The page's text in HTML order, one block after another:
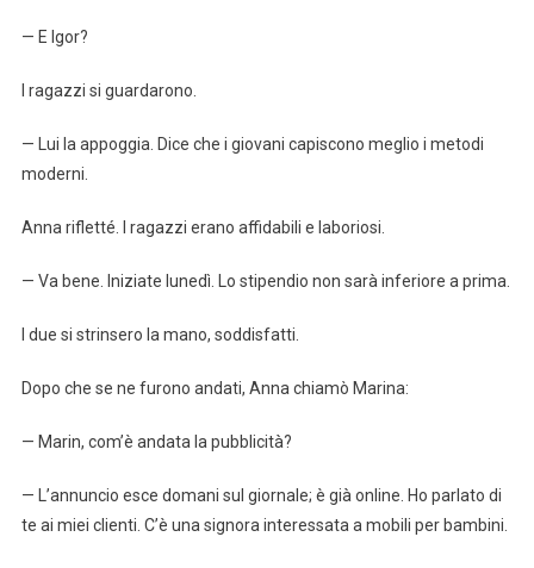
— E Igor?
I ragazzi si guardarono.
— Lui la appoggia. Dice che i giovani capiscono meglio i metodi
moderni.
Anna rifletté. I ragazzi erano affidabili e laboriosi.
— Va bene. Iniziate lunedì. Lo stipendio non sarà inferiore a prima.
I due si strinsero la mano, soddisfatti.
Dopo che se ne furono andati, Anna chiamò Marina:
— Marin, com’è andata la pubblicità?
— L’annuncio esce domani sul giornale; è già online. Ho parlato di
te ai miei clienti. C’è una signora interessata a mobili per bambini.